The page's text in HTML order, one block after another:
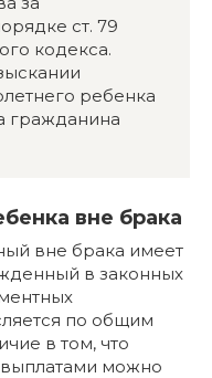
ст. 79
кодекса.
ребенка
гражданина
вне брака
вне брака имеет
в законных
по общим
в том, что
можно